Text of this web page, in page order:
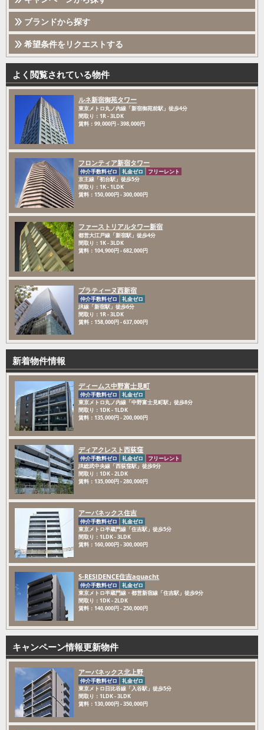
ブランドから探す
希望条件をリクエストする
よく閲覧されている物件
ルネ新宿御苑タワー
東京メトロ丸ノ内線「新宿御苑前駅」徒歩4分
間取り：1R - 3LDK
賃料：99,000円 - 398,000円
フロンティア新宿タワー
仲介手数料ゼロ 礼金ゼロ
フリーレント
京王線「初台駅」徒歩5分
間取り：1K - 1LDK
賃料：150,000円 - 300,000円
ファーストリアルタワー新宿
都営大江戸線「新宿駅」徒歩4分
間取り：1K - 3LDK
賃料：104,900円 - 682,000円
プラティーヌ西新宿
仲介手数料ゼロ
礼金ゼロ
JR線「新宿駅」徒歩6分
間取り：1R - 3LDK
賃料：158,000円 - 637,000円
新着物件情報
ディームス中野富士見町
仲介手数料ゼロ
礼金ゼロ
東京メトロ丸ノ内線「中野富士見町駅」徒歩8分
間取り：1DK - 1LDK
賃料：135,000円 - 200,000円
ディアクレスト西荻窪
仲介手数料ゼロ 礼金ゼロ
フリーレント
JR総武中央線「西荻窪駅」徒歩9分
間取り：1DK - 2LDK
賃料：135,000円 - 280,000円
アーバネックス住吉
仲介手数料ゼロ
礼金ゼロ
東京メトロ半蔵門線「住吉駅」徒歩5分
間取り：1LDK - 3LDK
賃料：160,000円 - 300,000円
S-RESIDENCE住吉aquacht
仲介手数料ゼロ
礼金ゼロ
東京メトロ半蔵門線・都営新宿線「住吉駅」徒歩9分
間取り：1DK - 2LDK
賃料：140,000円 - 250,000円
キャンペーン情報更新物件
アーバネックス北上野
仲介手数料ゼロ
礼金ゼロ
東京メトロ日比谷線「入谷駅」徒歩5分
間取り：1LDK - 3LDK
賃料：130,000円 - 350,000円